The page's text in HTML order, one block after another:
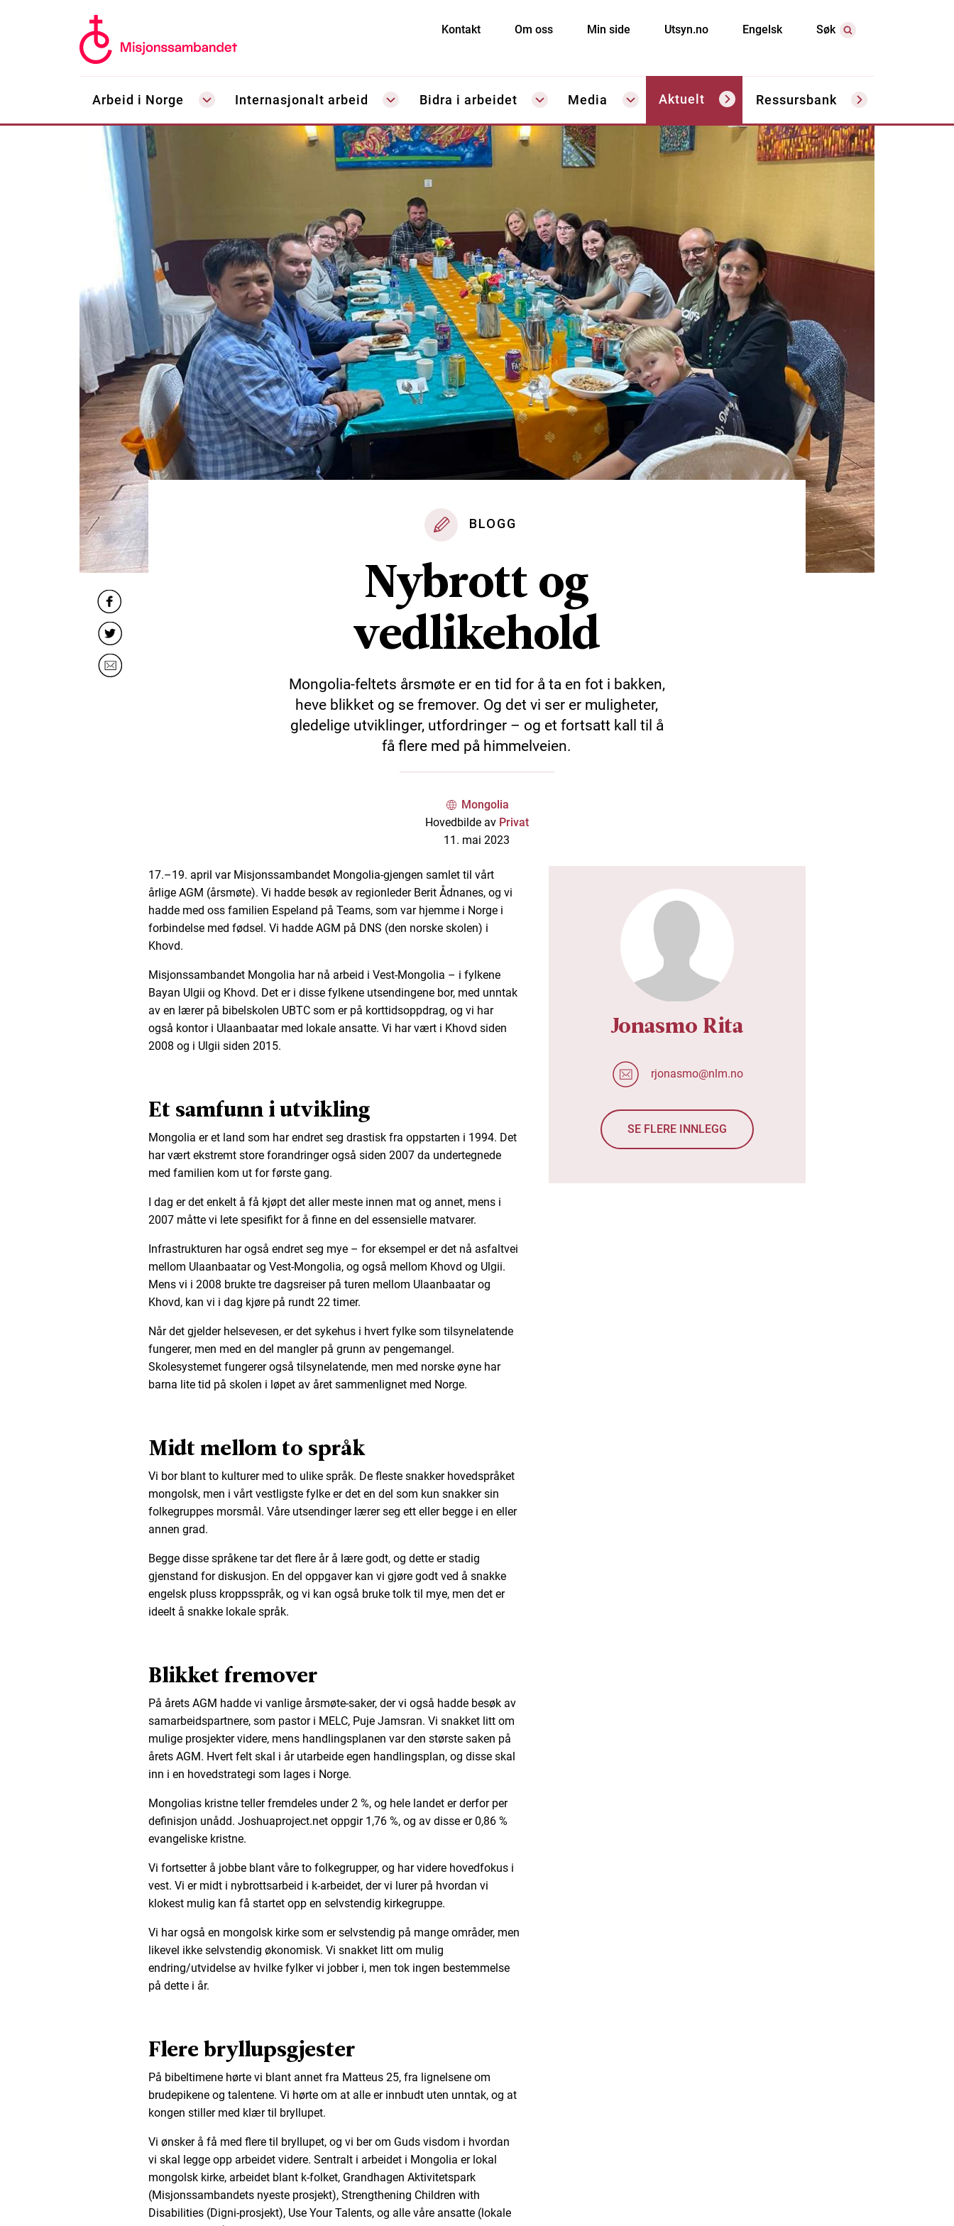
Kontakt Om oss Min side Utsyn.no Engelsk Søk
Arbeid i Norge Internasjonalt arbeid Bidra i arbeidet Media Aktuelt Ressursbank
BLOGG
Nybrott og
vedlikehold
Mongolia-feltets årsmøte er en tid for å ta en fot i bakken,
heve blikket og se fremover. Og det vi ser er muligheter,
gledelige utviklinger, utfordringer – og et fortsatt kall til å
få flere med på himmelveien.
Mongolia
Hovedbilde av Privat
11. mai 2023
17.–19. april var Misjonssambandet Mongolia-gjengen samlet til vårt
årlige AGM (årsmøte). Vi hadde besøk av regionleder Berit Ådnanes, og vi
hadde med oss familien Espeland på Teams, som var hjemme i Norge i
forbindelse med fødsel. Vi hadde AGM på DNS (den norske skolen) i
Khovd.
Misjonssambandet Mongolia har nå arbeid i Vest-Mongolia – i fylkene
Bayan Ulgii og Khovd. Det er i disse fylkene utsendingene bor, med unntak
av en lærer på bibelskolen UBTC som er på korttidsoppdrag, og vi har
også kontor i Ulaanbaatar med lokale ansatte. Vi har vært i Khovd siden
2008 og i Ulgii siden 2015.
Et samfunn i utvikling
Mongolia er et land som har endret seg drastisk fra oppstarten i 1994. Det
har vært ekstremt store forandringer også siden 2007 da undertegnede
med familien kom ut for første gang.
I dag er det enkelt å få kjøpt det aller meste innen mat og annet, mens i
2007 måtte vi lete spesifikt for å finne en del essensielle matvarer.
Infrastrukturen har også endret seg mye – for eksempel er det nå asfaltvei
mellom Ulaanbaatar og Vest-Mongolia, og også mellom Khovd og Ulgii.
Mens vi i 2008 brukte tre dagsreiser på turen mellom Ulaanbaatar og
Khovd, kan vi i dag kjøre på rundt 22 timer.
Når det gjelder helsevesen, er det sykehus i hvert fylke som tilsynelatende
fungerer, men med en del mangler på grunn av pengemangel.
Skolesystemet fungerer også tilsynelatende, men med norske øyne har
barna lite tid på skolen i løpet av året sammenlignet med Norge.
Midt mellom to språk
Vi bor blant to kulturer med to ulike språk. De fleste snakker hovedspråket
mongolsk, men i vårt vestligste fylke er det en del som kun snakker sin
folkegruppes morsmål. Våre utsendinger lærer seg ett eller begge i en eller
annen grad.
Begge disse språkene tar det flere år å lære godt, og dette er stadig
gjenstand for diskusjon. En del oppgaver kan vi gjøre godt ved å snakke
engelsk pluss kroppsspråk, og vi kan også bruke tolk til mye, men det er
ideelt å snakke lokale språk.
Blikket fremover
På årets AGM hadde vi vanlige årsmøte-saker, der vi også hadde besøk av
samarbeidspartnere, som pastor i MELC, Puje Jamsran. Vi snakket litt om
mulige prosjekter videre, mens handlingsplanen var den største saken på
årets AGM. Hvert felt skal i år utarbeide egen handlingsplan, og disse skal
inn i en hovedstrategi som lages i Norge.
Mongolias kristne teller fremdeles under 2 %, og hele landet er derfor per
definisjon unådd. Joshuaproject.net oppgir 1,76 %, og av disse er 0,86 %
evangeliske kristne.
Vi fortsetter å jobbe blant våre to folkegrupper, og har videre hovedfokus i
vest. Vi er midt i nybrottsarbeid i k-arbeidet, der vi lurer på hvordan vi
klokest mulig kan få startet opp en selvstendig kirkegruppe.
Vi har også en mongolsk kirke som er selvstendig på mange områder, men
likevel ikke selvstendig økonomisk. Vi snakket litt om mulig
endring/utvidelse av hvilke fylker vi jobber i, men tok ingen bestemmelse
på dette i år.
Flere bryllupsgjester
På bibeltimene hørte vi blant annet fra Matteus 25, fra lignelsene om
brudepikene og talentene. Vi hørte om at alle er innbudt uten unntak, og at
kongen stiller med klær til bryllupet.
Vi ønsker å få med flere til bryllupet, og vi ber om Guds visdom i hvordan
vi skal legge opp arbeidet videre. Sentralt i arbeidet i Mongolia er lokal
mongolsk kirke, arbeidet blant k-folket, Grandhagen Aktivitetspark
(Misjonssambandets nyeste prosjekt), Strengthening Children with
Disabilities (Digni-prosjekt), Use Your Talents, og alle våre ansatte (lokale
Jonasmo Rita
rjonasmo@nlm.no
SE FLERE INNLEGG